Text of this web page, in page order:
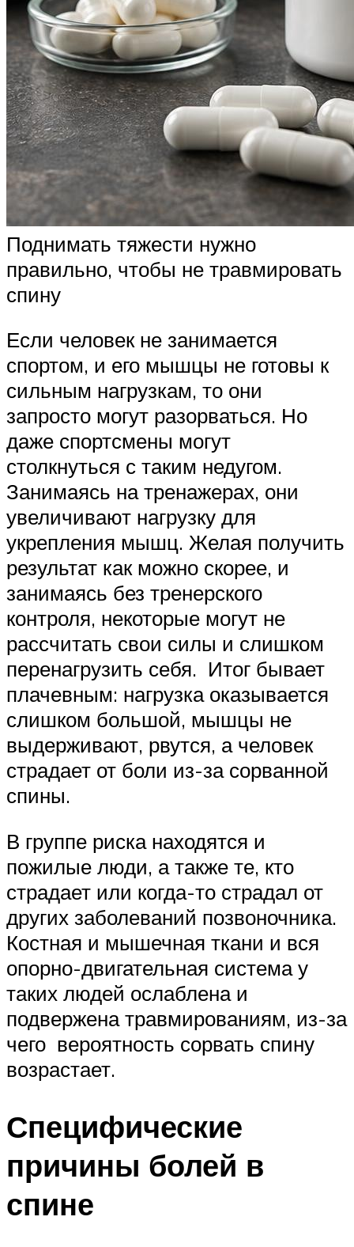
Поднимать тяжести нужно
правильно, чтобы не травмировать
спину
Если человек не занимается
спортом, и его мышцы не готовы к
сильным нагрузкам, то они
запросто могут разорваться. Но
даже спортсмены могут
столкнуться с таким недугом.
Занимаясь на тренажерах, они
увеличивают нагрузку для
укрепления мышц. Желая получить
результат как можно скорее, и
занимаясь без тренерского
контроля, некоторые могут не
рассчитать свои силы и слишком
перенагрузить себя. Итог бывает
плачевным: нагрузка оказывается
слишком большой, мышцы не
выдерживают, рвутся, а человек
страдает от боли из-за сорванной
спины.
В группе риска находятся и
пожилые люди, а также те, кто
страдает или когда-то страдал от
других заболеваний позвоночника.
Костная и мышечная ткани и вся
опорно-двигательная система у
таких людей ослаблена и
подвержена травмированиям, из-за
чего вероятность сорвать спину
возрастает.
Специфические
причины болей в
спине